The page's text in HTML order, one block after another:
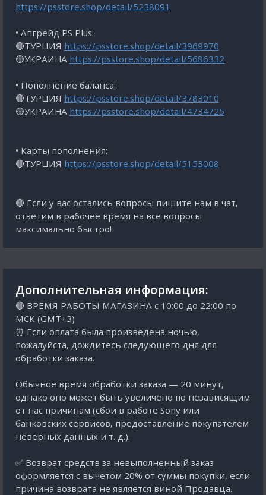
https://psstore.shop/detail/5238091
• Апгрейд PS Plus:
🔴ТУРЦИЯ https://psstore.shop/detail/3969970
🟡УКРАИНА https://psstore.shop/detail/5686332
• Пополнение баланса:
🔴ТУРЦИЯ https://psstore.shop/detail/3783010
🟡УКРАИНА https://psstore.shop/detail/4734725
• Карты пополнения:
🔴ТУРЦИЯ https://psstore.shop/detail/5153008
🔴 Если у вас остались вопросы пишите нам в чат,
ответим в рабочее время на все вопросы
максимально быстро!
Дополнительная информация:
🔴 ВРЕМЯ РАБОТЫ МАГАЗИНА с 10:00 до 22:00 по
МСК (GMT+3)
⏰ Если оплата была произведена ночью,
пожалуйста, дождитесь следующего дня для
обработки заказа.
Обычное время обработки заказа — 20 минут,
однако оно может быть увеличено по независящим
от нас причинам (сбои в работе Sony или
банковских сервисов, предоставление покупателем
неверных данных и т. д.).
✅ Возврат средств за невыполненный заказ
оформляется с вычетом 20% от суммы покупки, если
причина возврата не является виной Продавца.